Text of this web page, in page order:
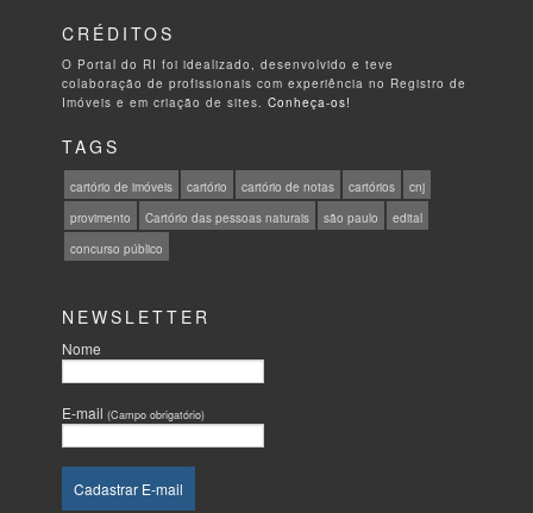
CRÉDITOS
O Portal do RI foi idealizado, desenvolvido e teve
colaboração de profissionais com experiência no Registro de
Imóveis e em criação de sites.Conheça-os!
TAGS
cartório de imóveis cartório cartório de notas cartórios
cnj
provimento
Cartório das pessoas naturais são paulo
edital
concurso público
NEWSLETTER
Nome
E-mail(Campo obrigatório)